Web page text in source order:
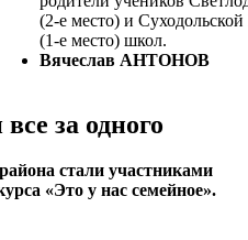
(2-е место) и
(1-е место) школ.
Вячеслав АНТОНОВ
за одного
стали участниками
«Это у нас семейное».